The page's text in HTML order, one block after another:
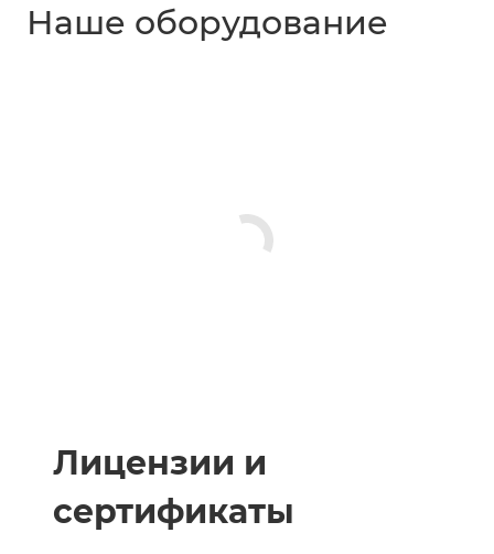
Наше оборудование
Лицензии и
сертификаты